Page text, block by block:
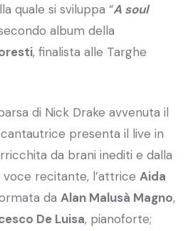
quale si sviluppa “A soul
album della
, finalista alle Targhe
di Nick Drake avvenuta il
presenta il live in
da brani inediti e dalla
recitante, l’attrice Aida
da Alan Malusà Magno,
De Luisa, pianoforte;